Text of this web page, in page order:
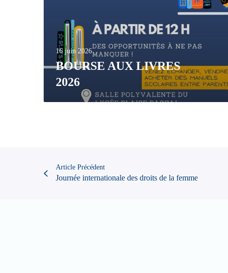
16 juin 2026
BOURSE AUX LIVRES
2026
Article Précédent
Journée internationale des droits de la femme